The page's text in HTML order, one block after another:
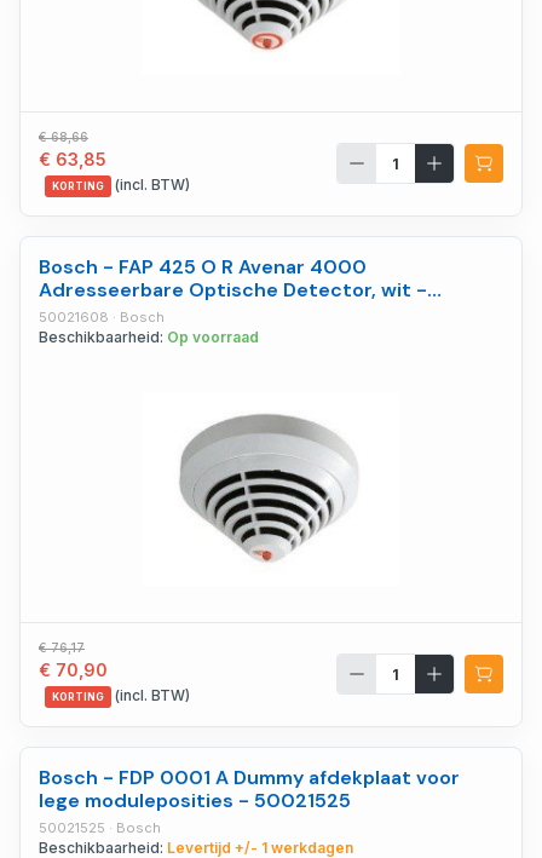
€ 68,66
€ 63,85
KORTING (incl. BTW)
Bosch - FAP 425 O R Avenar 4000
Adresseerbare Optische Detector, wit -
50021608
50021608 · Bosch
Beschikbaarheid: Op voorraad
€ 76,17
€ 70,90
KORTING (incl. BTW)
Bosch - FDP 0001 A Dummy afdekplaat voor
lege moduleposities - 50021525
50021525 · Bosch
Beschikbaarheid: Levertijd +/- 1 werkdagen